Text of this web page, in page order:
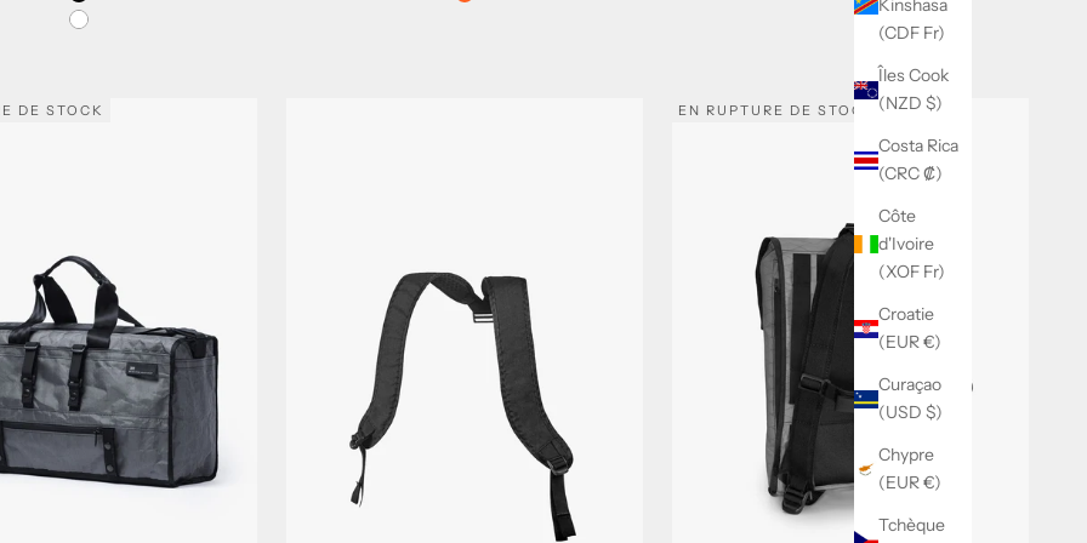
Kinshasa
(CDF Fr)
Îles Cook
(NZD $)
Costa Rica
(CRC ₡)
Côte
d'Ivoire
(XOF Fr)
Croatie
(EUR €)
Curaçao
(USD $)
Chypre
(EUR €)
Tchèque
Noir VX
Blanc VX
Orange VX
DE STOCK EN RUPTURE DE STOCK